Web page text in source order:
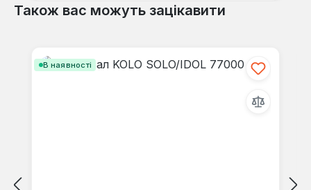
Також вас можуть зацікавити
В наявності